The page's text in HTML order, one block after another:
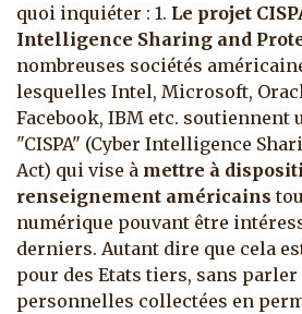
quoi inquiéter : 1. Le projet
Intelligence Sharing and
nombreuses sociétés
lesquelles Intel, Microsoft,
Facebook, IBM etc. soutiennent
"CISPA" (Cyber Intelligence
Act) qui vise à mettre à
renseignement américains
numérique pouvant être
derniers. Autant dire que cela
pour des Etats tiers, sans parler
personnelles collectées en